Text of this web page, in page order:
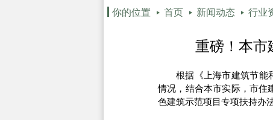
你的位置 首页 新闻动态 行业
重磅！本市
根据《上海市建筑节能
情况，结合本市实际，市住
色建筑示范项目专项扶持办